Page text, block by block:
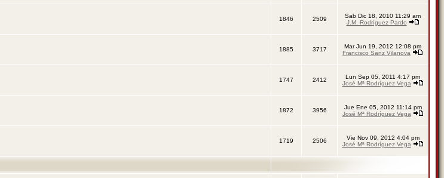
1846 2509
Sab Dic 18, 2010 11:29 am
J.M. Rodríguez Pardo
1885 3717
Mar Jun 19, 2012 12:08 pm
Francisco Sanz Vilanova
1747 2412
Lun Sep 05, 2011 4:17 pm
José Mª Rodríguez Vega
1872 3956
Jue Ene 05, 2012 11:14 pm
José Mª Rodríguez Vega
1719 2506
Vie Nov 09, 2012 4:04 pm
José Mª Rodríguez Vega